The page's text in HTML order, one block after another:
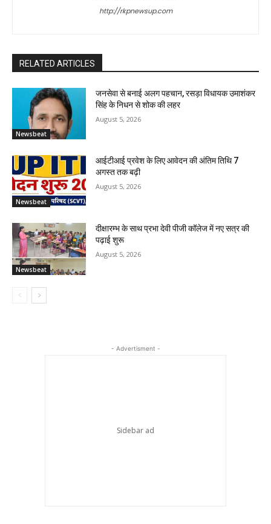
http://rkpnewsup.com
RELATED ARTICLES
Newsbeat
जनसेवा से बनाई अलग पहचान, रसड़ा विधायक उमाशंकर
सिंह के निधन से शोक की लहर
August 5, 2026
Newsbeat
आईटीआई प्रवेश के लिए आवेदन की अंतिम तिथि 7
अगस्त तक बढ़ी
August 5, 2026
Newsbeat
दीक्षारम्भ के साथ प्रभा देवी पीजी कॉलेज में नए सत्र की
पढ़ाई शुरू
August 5, 2026
- Advertisment -